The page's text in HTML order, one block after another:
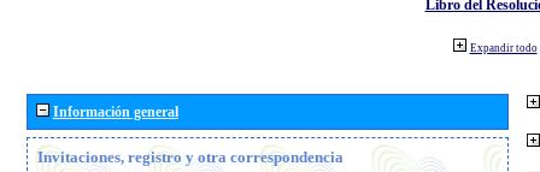
Libro del
Expandir todo
Información general
Invitaciones, registro y otra correspondencia